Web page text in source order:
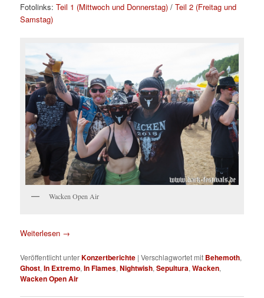
Fotolinks:Teil 1 (Mittwoch und Donnerstag) /Teil 2 (Freitag und
Samstag)
Wacken Open Air
Weiterlesen →
Veröffentlicht unterKonzertberichte |Verschlagwortet mit Behemoth,
Ghost,In Extremo,In Flames,Nightwish,Sepultura,Wacken,
Wacken Open Air